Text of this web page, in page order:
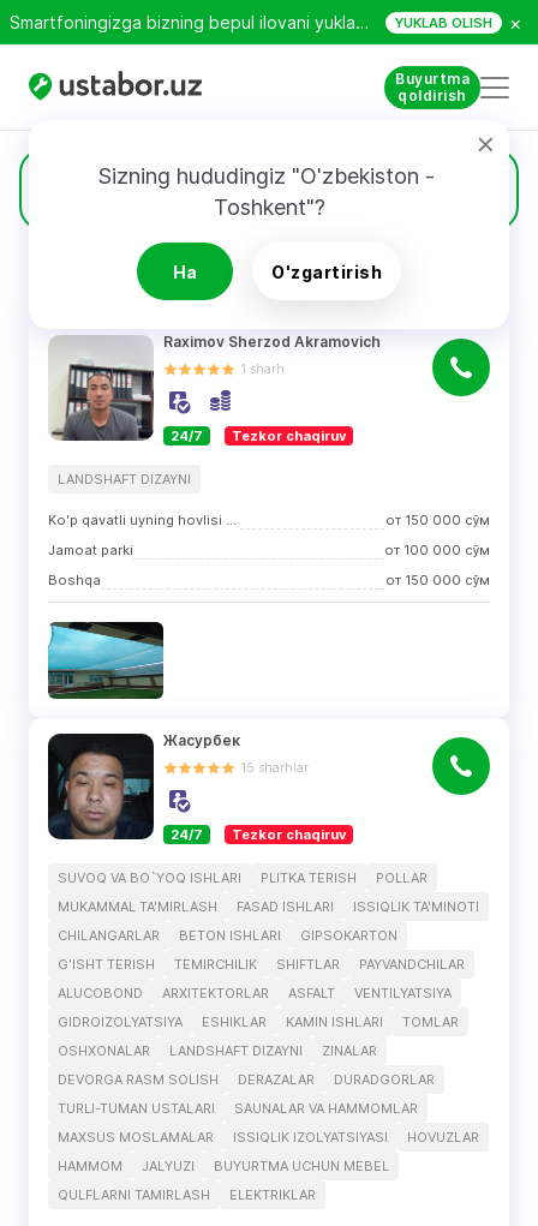
Smartfoningizga bizning bepul ilovani yuklab oling! YUKLAB OLISH ×
Buyurtma
qoldirish
Sizning hududingiz "O'zbekiston -
Toshkent"?
Ha O'zgartirish
Landshaft dizayni
QIDIRUV NATIJALARI
Raximov Sherzod Akramovich
1 sharh
24/7 Tezkor chaqiruv
LANDSHAFT DIZAYNI
Ko'p qavatli uyning hovlisi (hovli) от 150 000 сўм
Jamoat parki
от 100 000 сўм
Boshqa
от 150 000 сўм
Жасурбек
15 sharhlar
24/7 Tezkor chaqiruv
SUVOQ VA BO`YOQ ISHLARI PLITKA TERISH
POLLAR
MUKAMMAL TA'MIRLASH
FASAD ISHLARI
ISSIQLIK TA'MINOTI
CHILANGARLAR
BETON ISHLARI
GIPSOKARTON
G'ISHT TERISH
TEMIRCHILIK SHIFTLAR
PAYVANDCHILAR
ALUCOBOND
ARXITEKTORLAR ASFALT
VENTILYATSIYA
GIDROIZOLYATSIYA
ESHIKLAR KAMIN ISHLARI
TOMLAR
OSHXONALAR
LANDSHAFT DIZAYNI
ZINALAR
DEVORGA RASM SOLISH
DERAZALAR
DURADGORLAR
TURLI-TUMAN USTALARI
SAUNALAR VA HAMMOMLAR
MAXSUS MOSLAMALAR
ISSIQLIK IZOLYATSIYASI
HOVUZLAR
HAMMOM
JALYUZI
BUYURTMA UCHUN MEBEL
QULFLARNI TAMIRLASH
ELEKTRIKLAR